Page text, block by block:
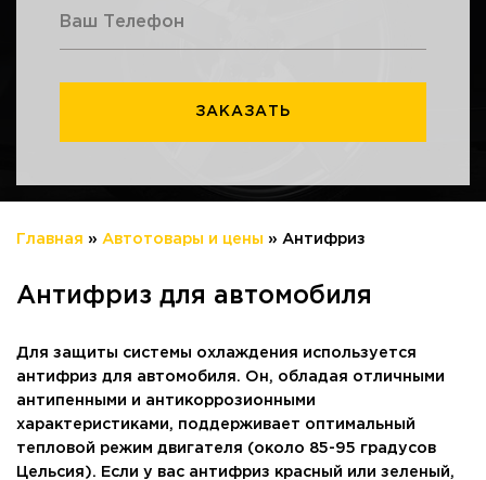
Главная » Автотовары и цены » Антифриз
Антифриз для автомобиля
Для защиты системы охлаждения используется
антифриз для автомобиля. Он, обладая отличными
антипенными и антикоррозионными
характеристиками, поддерживает оптимальный
тепловой режим двигателя (около 85-95 градусов
Цельсия). Если у вас антифриз красный или зеленый,